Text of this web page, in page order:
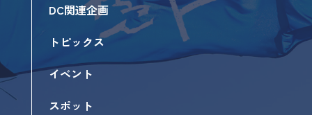
DC関連企画
トピックス
イベント
スポット